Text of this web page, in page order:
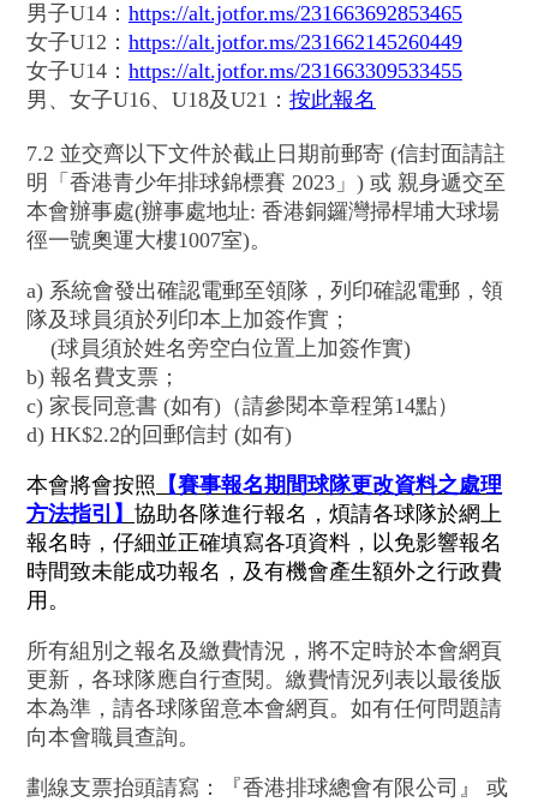
男子U14： https://alt.jotfor.ms/231663692853465
女子U12： https://alt.jotfor.ms/231662145260449
女子U14： https://alt.jotfor.ms/231663309533455
男、女子U16、U18及U21： 按此報名
7.2 並交齊以下文件於截止日期前郵寄 (信封面請註
明「香港青少年排球錦標賽 2023」) 或 親身遞交至
本會辦事處(辦事處地址: 香港銅鑼灣掃桿埔大球場
徑一號奧運大樓1007室)。
a) 系統會發出確認電郵至領隊，列印確認電郵，領
隊及球員須於列印本上加簽作實；
(球員須於姓名旁空白位置上加簽作實)
b) 報名費支票；
c) 家長同意書 (如有)（請參閱本章程第14點）
d) HK$2.2的回郵信封 (如有)
本會將會按照 【賽事報名期間球隊更改資料之處理
方法指引】 協助各隊進行報名，煩請各球隊於網上
報名時，仔細並正確填寫各項資料，以免影響報名
時間致未能成功報名，及有機會產生額外之行政費
用。
所有組別之報名及繳費情況，將不定時於本會網頁
更新，各球隊應自行查閱。繳費情況列表以最後版
本為準，請各球隊留意本會網頁。如有任何問題請
向本會職員查詢。
劃線支票抬頭請寫：『香港排球總會有限公司』 或